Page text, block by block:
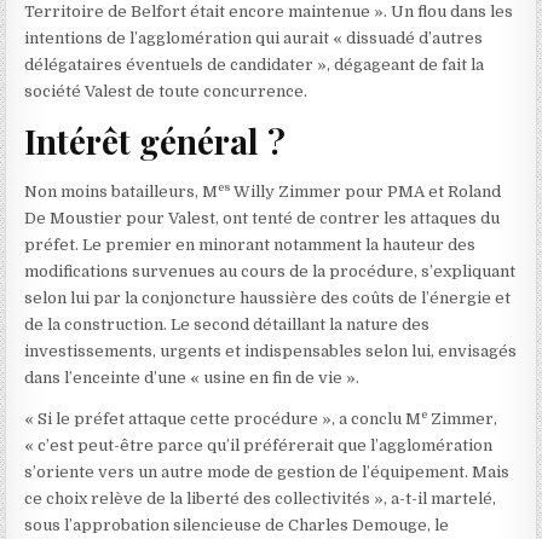
Territoire de Belfort était encore maintenue ». Un flou dans les
intentions de l’agglomération qui aurait « dissuadé d’autres
délégataires éventuels de candidater », dégageant de fait la
société Valest de toute concurrence.
Intérêt général ?
Non moins batailleurs, Mes Willy Zimmer pour PMA et Roland
De Moustier pour Valest, ont tenté de contrer les attaques du
préfet. Le premier en minorant notamment la hauteur des
modifications survenues au cours de la procédure, s’expliquant
selon lui par la conjoncture haussière des coûts de l’énergie et
de la construction. Le second détaillant la nature des
investissements, urgents et indispensables selon lui, envisagés
dans l’enceinte d’une « usine en fin de vie ».
« Si le préfet attaque cette procédure », a conclu Me Zimmer,
« c’est peut-être parce qu’il préférerait que l’agglomération
s’oriente vers un autre mode de gestion de l’équipement. Mais
ce choix relève de la liberté des collectivités », a-t-il martelé,
sous l’approbation silencieuse de Charles Demouge, le